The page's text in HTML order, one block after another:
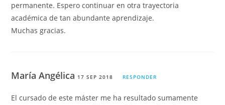
permanente. Espero continuar en otra trayectoria
académica de tan abundante aprendizaje.
Muchas gracias.
María Angélica 17 SEP 2018 RESPONDER
El cursado de este máster me ha resultado sumamente